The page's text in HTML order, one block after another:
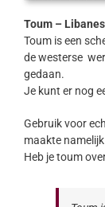
Toum –
Toum is een
de westerse
gedaan.
Je kunt er nog
Gebruik voor
maakte
Heb je toum